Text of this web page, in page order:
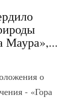
Маура»,...
о
- «Гора